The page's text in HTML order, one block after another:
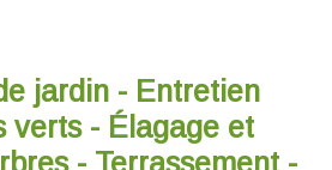
jardin - Entretien
verts - Élagage et
- Terrassement -